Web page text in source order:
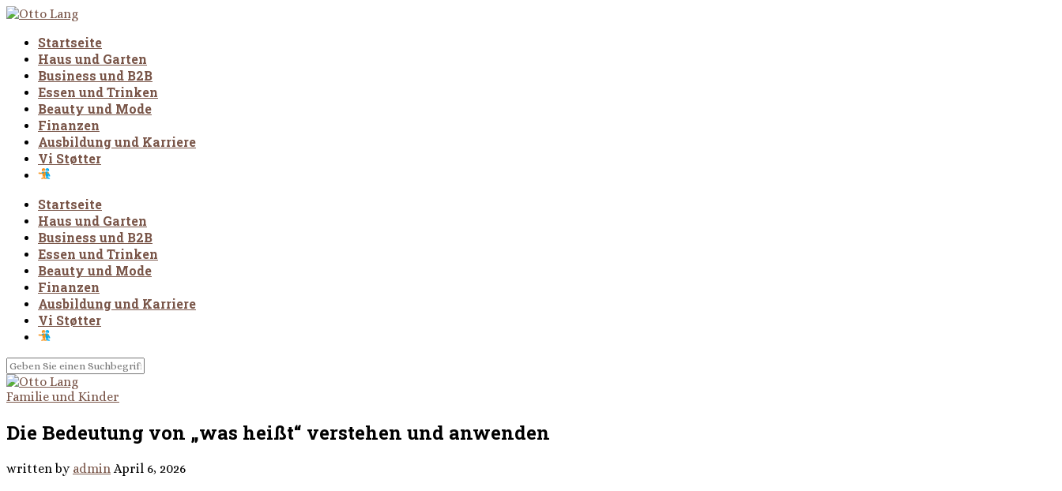
Startseite
Haus und Garten
Business und B2B
Essen und Trinken
Beauty und Mode
Finanzen
Ausbildung und Karriere
Vi Støtter
Startseite
Haus und Garten
Business und B2B
Essen und Trinken
Beauty und Mode
Finanzen
Ausbildung und Karriere
Vi Støtter
Familie und Kinder
Die Bedeutung von „was heißt“ verstehen und anwenden
written by admin April 6, 2026